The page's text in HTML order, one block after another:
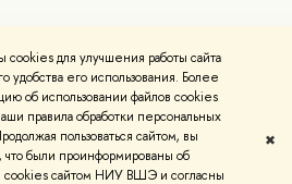
для улучшения работы сайта
его использования. Более
об использовании файлов cookies
правила обработки персональных
пользоваться сайтом, вы
что были проинформированы об
cookies сайтом НИУ ВШЭ и согласны
✖
и контакты Условия использования